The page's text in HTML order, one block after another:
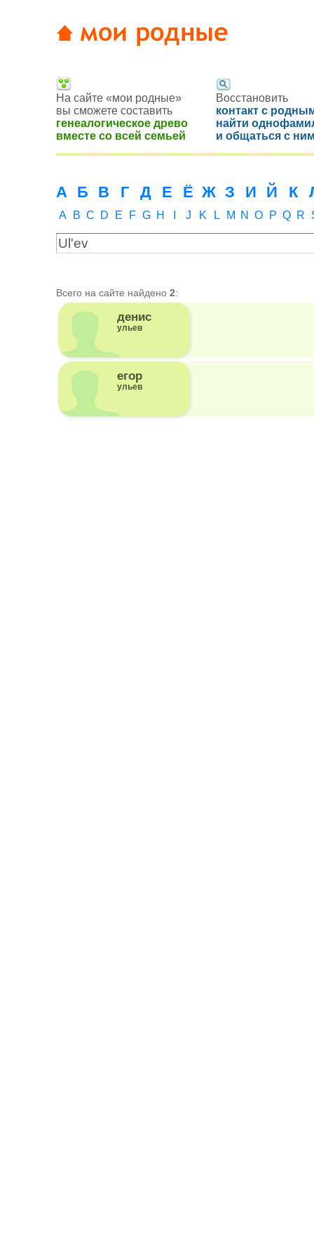
На сайте «мои родные»
вы сможете составить
генеалогическое древо
вместе со всей семьей
Восстановить
контакт с
найти
и общаться с
А Б В Г Д Е Ё Ж З И Й К
A B C D E F G H J K L M N O P Q R
Всего на сайте найдено 2:
денис
ульев
егор
ульев